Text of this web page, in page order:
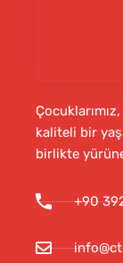
kaliteli bir
birlikte
+90